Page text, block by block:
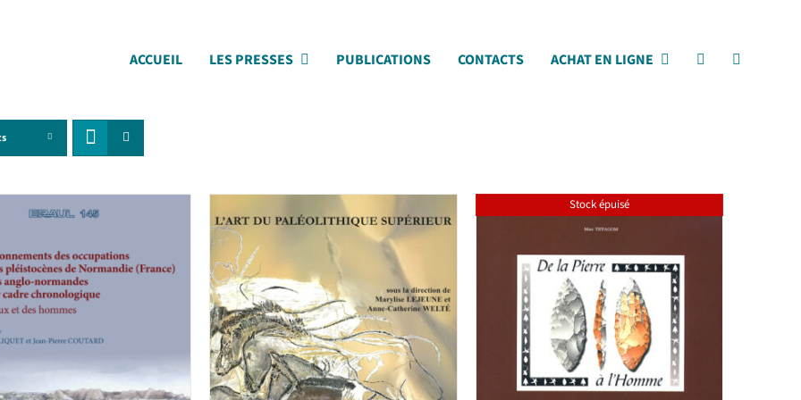
ACCUEIL LES PRESSES PUBLICATIONS CONTACTS ACHAT EN LIGNE
Stock épuisé